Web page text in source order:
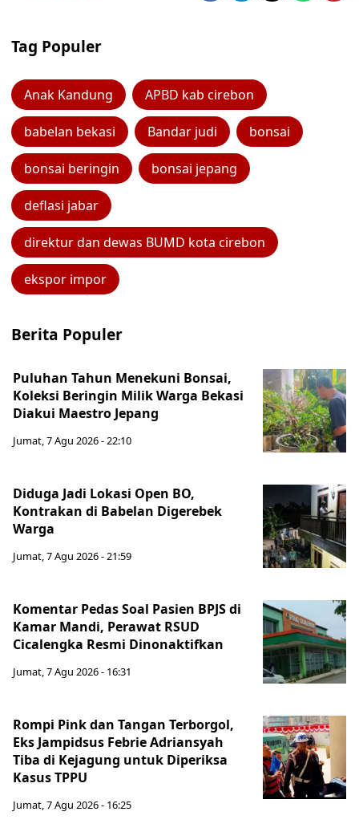
Tag Populer
Anak Kandung APBD kab cirebon
babelan bekasi Bandar judi bonsai
bonsai beringin bonsai jepang
deflasi jabar
direktur dan dewas BUMD kota cirebon
ekspor impor
Berita Populer
Puluhan Tahun Menekuni Bonsai,
Koleksi Beringin Milik Warga Bekasi
Diakui Maestro Jepang
Jumat, 7 Agu 2026 - 22:10
Diduga Jadi Lokasi Open BO,
Kontrakan di Babelan Digerebek
Warga
Jumat, 7 Agu 2026 - 21:59
Komentar Pedas Soal Pasien BPJS di
Kamar Mandi, Perawat RSUD
Cicalengka Resmi Dinonaktifkan
Jumat, 7 Agu 2026 - 16:31
Rompi Pink dan Tangan Terborgol,
Eks Jampidsus Febrie Adriansyah
Tiba di Kejagung untuk Diperiksa
Kasus TPPU
Jumat, 7 Agu 2026 - 16:25